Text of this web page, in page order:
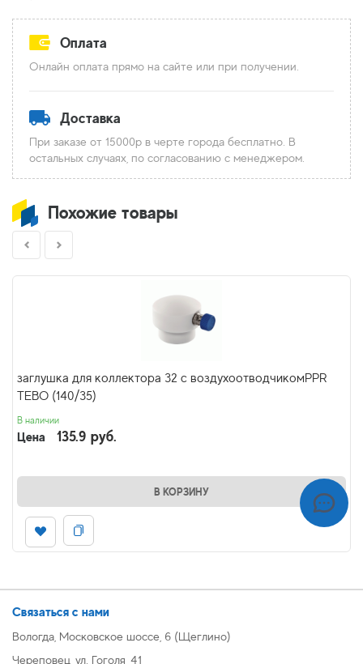
Оплата
Онлайн оплата прямо на сайте или при получении.
Доставка
При заказе от 15000р в черте города бесплатно. В
остальных случаях, по согласованию с менеджером.
Похожие товары
заглушка для коллектора 32 с воздухоотводчикомPPR
TEBO (140/35)
В наличии
Цена 135.9 руб.
В КОРЗИНУ
Связаться с нами
Вологда, Московское шоссе, 6 (Щеглино)
Череповец, ул. Гоголя, 41